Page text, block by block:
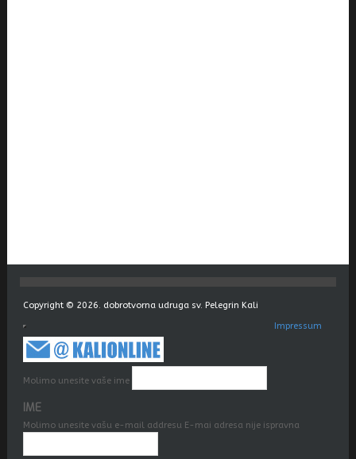
Copyright © 2026. dobrotvorna udruga sv. Pelegrin Kali
Impressum
Molimo unesite vaše ime
IME
Molimo unesite vašu e-mail addresu E-mai adresa nije ispravna